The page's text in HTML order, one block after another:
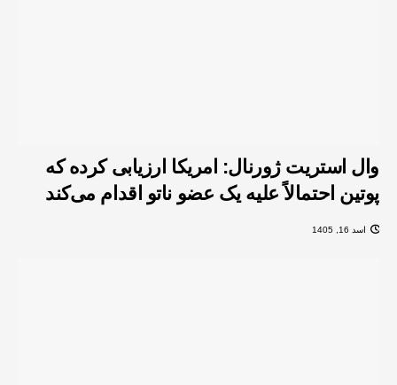
وال استریت ژورنال: امریکا ارزیابی کرده که
پوتین احتمالاً علیه یک عضو ناتو اقدام می‌کند
اسد 16, 1405